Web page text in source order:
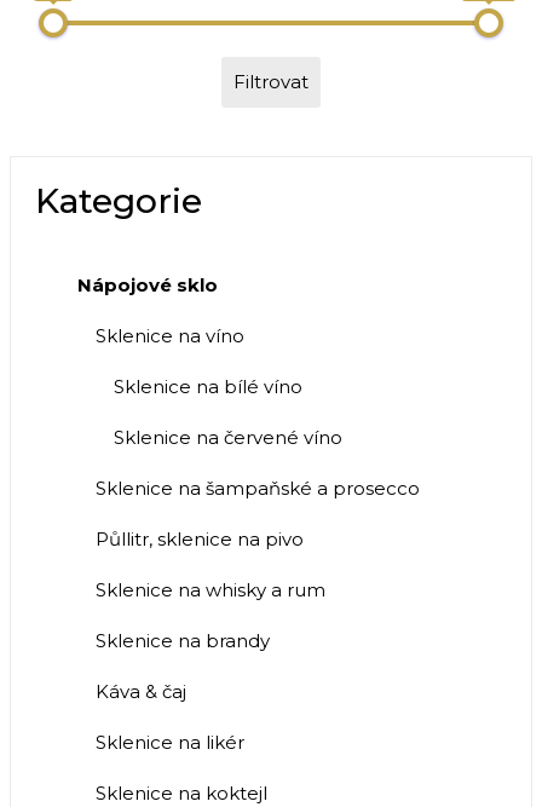
Filtrovat
Kategorie
Nápojové sklo
Sklenice na víno
Sklenice na bílé víno
Sklenice na červené víno
Sklenice na šampaňské a prosecco
Půllitr, sklenice na pivo
Sklenice na whisky a rum
Sklenice na brandy
Káva & čaj
Sklenice na likér
Sklenice na koktejl